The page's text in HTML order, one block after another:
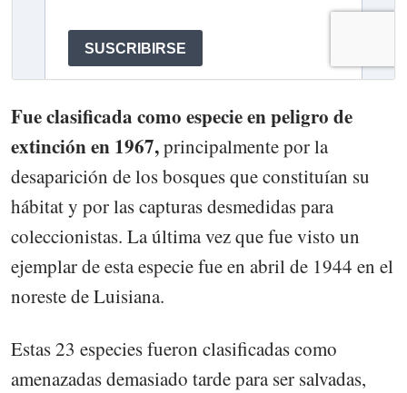
Fue clasificada como especie en peligro de
extinción en 1967,principalmente por la
desaparición de los bosques que constituían su
hábitat y por las capturas desmedidas para
coleccionistas. La última vez que fue visto un
ejemplar de esta especie fue en abril de 1944 en el
noreste de Luisiana.
Estas 23 especies fueron clasificadas como
amenazadas demasiado tarde para ser salvadas,